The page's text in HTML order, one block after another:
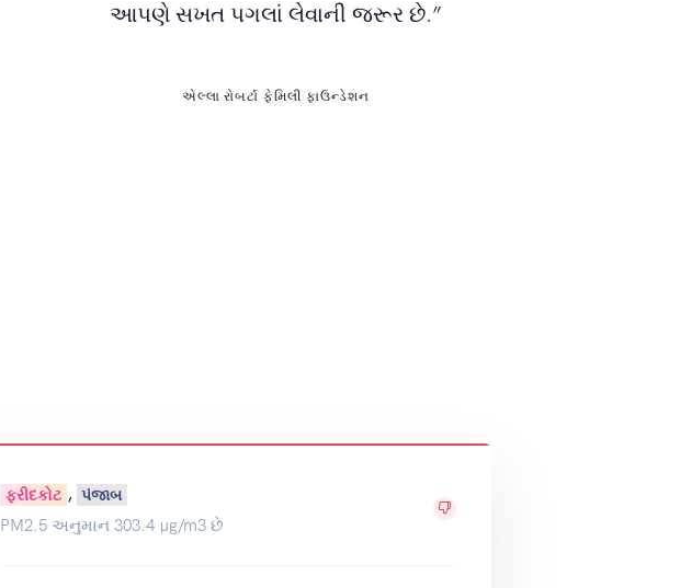
આપણે સખત પગલાં લેવાની જરૂર છે.”
એલ્લા રોબર્ટા ફેમિલી ફાઉન્ડેશન
ફરીદકોટ , પંજાબ
PM2.5 અનુમાન 303.4 µg/m3 છે